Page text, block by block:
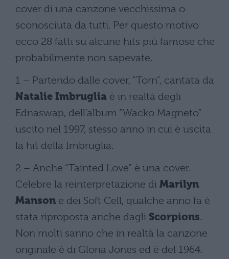
cover di una canzone vecchissima o
sconosciuta da tutti. Per questo motivo
ecco 28 fatti su alcune hits più famose che
probabilmente non sapevate.
1 – Partendo dalle cover, “Torn”, cantata da
Natalie Imbruglia è in realtà degli
Ednaswap, dell’album “Wacko Magneto”
uscito nel 1997, stesso anno in cui è uscita
la hit della Imbruglia.
2 – Anche “Tainted Love” è una cover.
Celebre la reinterpretazione di Marilyn
Manson e dei Soft Cell, qualche anno fa è
stata riproposta anche dagli Scorpions.
Non molti sanno che in realtà la canzone
originale è di Gloria Jones ed è del 1964.